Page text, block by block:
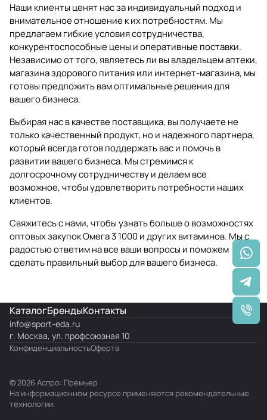
Наши клиенты ценят нас за индивидуальный подход и
внимательное отношение к их потребностям. Мы
предлагаем гибкие условия сотрудничества,
конкурентоспособные цены и оперативные поставки.
Независимо от того, являетесь ли вы владельцем аптеки,
магазина здорового питания или интернет-магазина, мы
готовы предложить вам оптимальные решения для
вашего бизнеса.
Выбирая нас в качестве поставщика, вы получаете не
только качественный продукт, но и надежного партнера,
который всегда готов поддержать вас и помочь в
развитии вашего бизнеса. Мы стремимся к
долгосрочному сотрудничеству и делаем все
возможное, чтобы удовлетворить потребности наших
клиентов.
Свяжитесь с нами, чтобы узнать больше о возможностях
оптовых закупок Омега 3 1000 и других витаминов. Мы с
радостью ответим на все ваши вопросы и поможем
сделать правильный выбор для вашего бизнеса.
КаталогБрендыКонтакты
info@sport-eda.ru
г. Москва, ул. профсоюзная 10
КонфиденциальностьОферта
© 2026 Аспро: Премьер
На информационном ресурсе применяются рекомендательные
технологии.